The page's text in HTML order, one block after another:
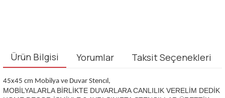
Ürün Bilgisi Yorumlar Taksit Seçenekleri
45x45 cm Mobilya ve Duvar Stencıl,
MOBİLYALARLA BİRLİKTE DUVARLARA CANLILIK VERELİM DEDİK